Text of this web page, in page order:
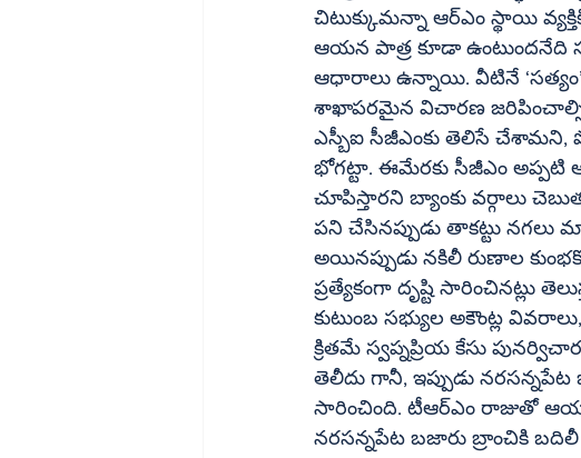
చిటుక్కుమన్నా ఆర్‌ఎం స్థాయి వ్యక్తికి మినిమం సమాచారం ఉండాలనే నిబంధన ఉంది. అటువంటప్పుడు
ఆయన పాత్ర కూడా ఉంటుందనేది సుస్పష్టం.
ఆధారాలు ఉన్నాయి. వీటినే
శాఖాపరమైన విచారణ
ఎస్బీఐ సీజీఎంకు తెలిసే చేశామని,
భోగట్టా. ఈమేరకు సీజీఎం అప్పటి ఆర్‌ఎం టీఆర్‌ఎం రాజుకు వాట్సాప్‌లో పెట్టిన మెసేజ్‌లను
చూపిస్తారని బ్యాంకు వర్గాలు చెబుతున్నాయి. అలాగే ఫీల్డ్‌
పని చేసినప్పుడు తాకట్టు
అయినప్పుడు నకిలీ రుణాల
ప్రత్యేకంగా దృష్టి సారించినట్లు తెలుస్తుంది. బినామీ
కుటుంబ సభ్యుల అకౌంట్ల
క్రితమే స్వప్నప్రియ కేసు
తెలీదు గానీ, ఇప్పుడు నరసన్నపేట
సారించింది. టీఆర్‌ఎం రాజుతో ఆయనకున్న సాన్నిహిత్యం, గార కుంభకోణం వెలుగుచూసిన వెంటనే
నరసన్నపేట బజారు బ్రాంచికి